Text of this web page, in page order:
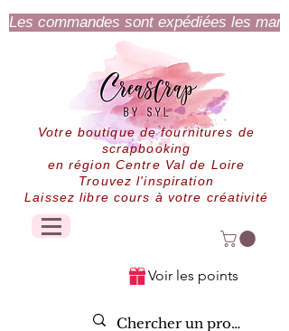
Les commandes sont expédiées les
Votre boutique de fournitures de
scrapbooking
en région Centre Val de Loire
Trouvez l'inspiration
Laissez libre cours à votre créativité
Voir les points